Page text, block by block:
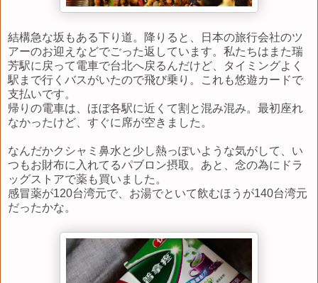
結構急な坂もある下り道。降りると、日本の旅行会社のツ
アーのお迎えなどでごった返しています。私たちはまた瑞
芳駅に戻って電車で台北へ戻るんだけど、タイミングよく
駅まで行くバスがいたので飛び乗り。これも悠遊カードで
支払いです。
帰りの電車は、ほぼ各駅に近くて割と混み混み。最初座れ
なかったけど、すぐに席が空きました。
なんだかクシャミ鼻水と少し熱っぽいような気がして、い
つもお財布に入れてるパブロン摂取。あと、念の為にドラ
ッグストアで薬も買いました。
感冒薬が120台湾元で、お湯でといて飲むほうが140台湾元
だったかな。